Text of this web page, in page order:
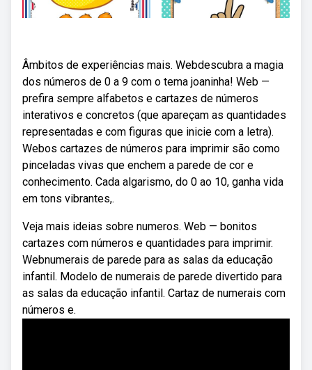
Âmbitos de experiências mais. Webdescubra a magia
dos números de 0 a 9 com o tema joaninha! Web —
prefira sempre alfabetos e cartazes de números
interativos e concretos (que apareçam as quantidades
representadas e com figuras que inicie com a letra).
Webos cartazes de números para imprimir são como
pinceladas vivas que enchem a parede de cor e
conhecimento. Cada algarismo, do 0 ao 10, ganha vida
em tons vibrantes,.
Veja mais ideias sobre numeros. Web — bonitos
cartazes com números e quantidades para imprimir.
Webnumerais de parede para as salas da educação
infantil. Modelo de numerais de parede divertido para
as salas da educação infantil. Cartaz de numerais com
números e.